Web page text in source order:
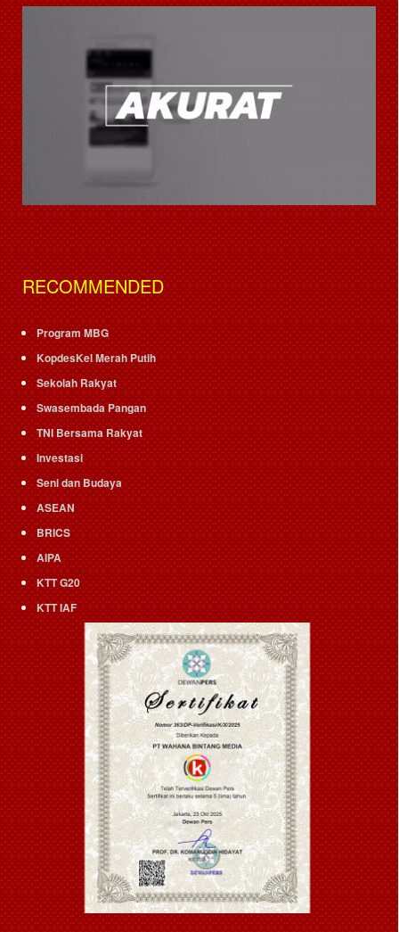
RECOMMENDED
Program MBG
KopdesKel Merah Putih
Sekolah Rakyat
Swasembada Pangan
TNI Bersama Rakyat
Investasi
Seni dan Budaya
ASEAN
BRICS
AIPA
KTT G20
KTT IAF